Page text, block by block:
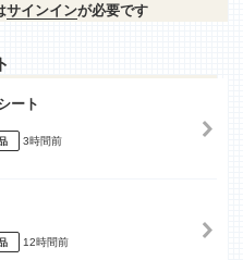
サインインが必要です
ート
3時間前
12時間前